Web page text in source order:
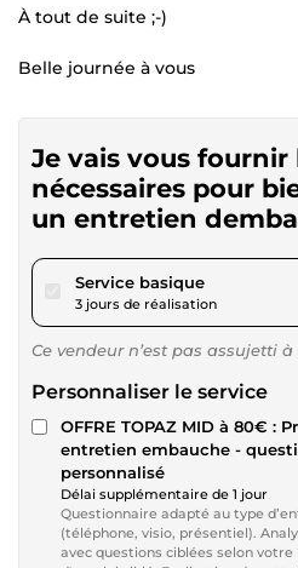
À tout de suite ;-)
Belle journée à vous
Je vais vous fournir
nécessaires pour
un entretien
Service basiquepour 46,23
3 jours de réalisation
Ce vendeur n’est pas assujetti à
Personnaliser le service
OFFRE TOPAZ MID à 80€ :
entretien embauche -
personnalisé
Délai supplémentaire de 1 jour
Questionnaire adapté au type
(téléphone, visio, présentiel).
avec questions ciblées selon